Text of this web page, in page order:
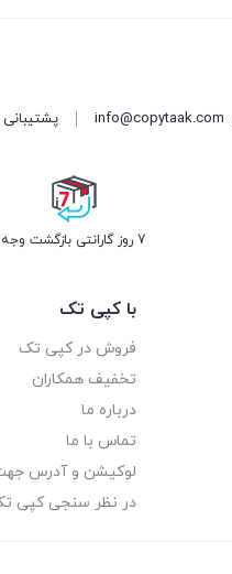
info@copytaak.com پشتیبانی ( 10 الی
7 روز گارانتی بازگشت وجه
با کپی تک
فروش در کپی تک
تخفیف همکاران
درباره ما
تماس با ما
لوکیشن و آدرس
در نظر سنجی کپی